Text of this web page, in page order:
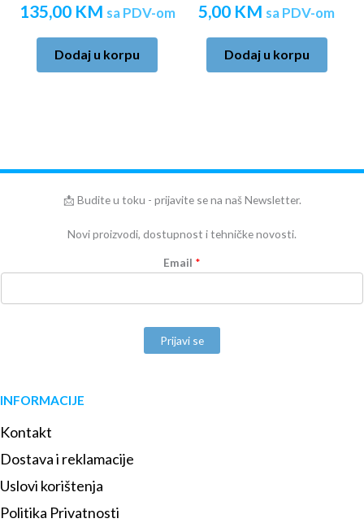
135,00 KM sa PDV-om
Dodaj u korpu
5,00 KM sa PDV-om
Dodaj u korpu
📩 Budite u toku - prijavite se na naš Newsletter.
Novi proizvodi, dostupnost i tehničke novosti.
Email *
Prijavi se
INFORMACIJE
Kontakt
Dostava i reklamacije
Uslovi korištenja
Politika Privatnosti